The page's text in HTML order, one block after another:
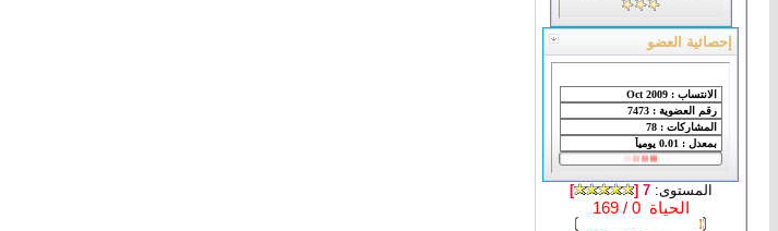
إحصائية العضو
المستوى:7 [
]
الحياة 0 / 169